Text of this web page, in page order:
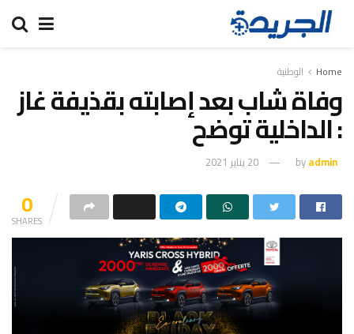
Home الوطنية
وفاة شاب بعد إصابته بقذيفة غاز
: الداخلية توضح
byadmin 20 يناير 2021
0
SHARES